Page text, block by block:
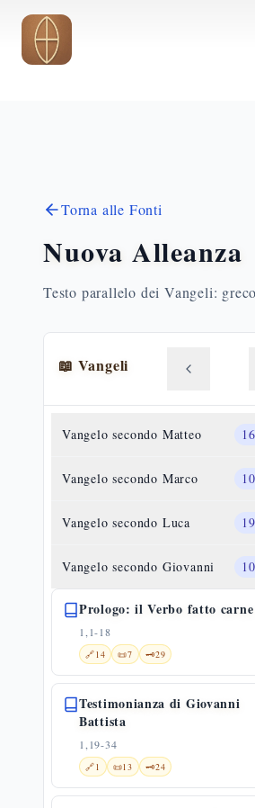
Vai al contenuto principale
Torna alle Fonti
Nuova Alleanza
Testo parallelo dei Vangeli:
📖 Vangeli
Vangelo secondo Matteo
Vangelo secondo Marco
Vangelo secondo Luca
Vangelo secondo Giovanni
Prologo: il Verbo fatto carne
1,1-18
🔗14 📜7 🗝️29
Testimonianza di Giovanni
Battista
1,19-34
🔗1 📜13 🗝️24